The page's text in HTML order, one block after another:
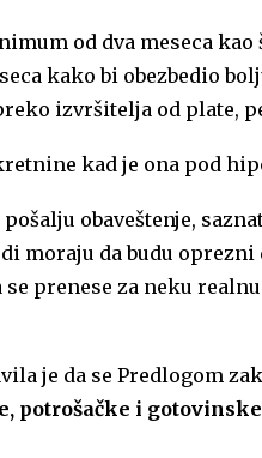
od dva meseca kao
kako bi obezbedio
izvršitelja od plate,
kad je ona pod
pošalju obaveštenje,
da budu
se prenese za neku
je da se Predlogom
potrošačke i